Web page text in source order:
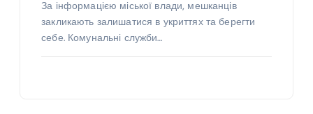
За інформацією міської влади, мешканців
закликають залишатися в укриттях та берегти
себе. Комунальні служби…